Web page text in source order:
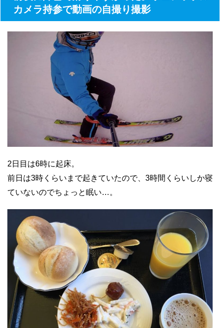
カメラ持参で動画の自撮り撮影
2日目は6時に起床。
前日は3時くらいまで起きていたので、3時間くらいしか寝
ていないのでちょっと眠い…。